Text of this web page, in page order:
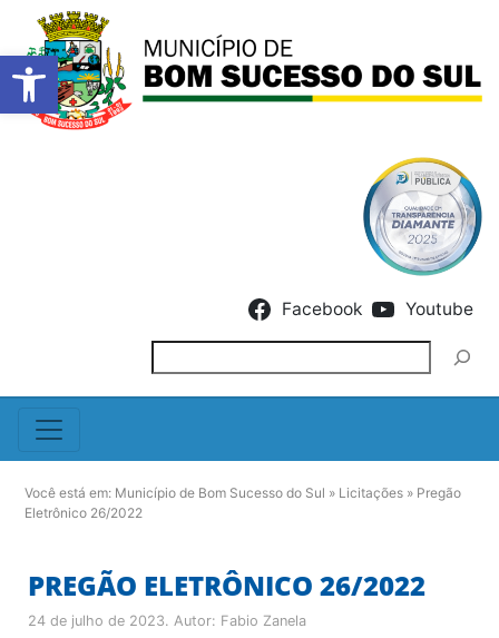
Barra de Ferramentas
Facebook Youtube
Você está em: Município de Bom Sucesso do Sul » Licitações » Pregão
Eletrônico 26/2022
PREGÃO ELETRÔNICO 26/2022
24 de julho de 2023. Autor: Fabio Zanela